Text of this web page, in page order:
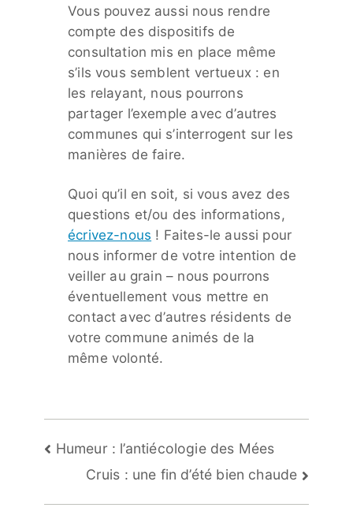
Vous pouvez aussi nous rendre
compte des dispositifs de
consultation mis en place même
s’ils vous semblent vertueux : en
les relayant, nous pourrons
partager l’exemple avec d’autres
communes qui s’interrogent sur les
manières de faire.
Quoi qu’il en soit, si vous avez des
questions et/ou des informations,
écrivez-nous ! Faites-le aussi pour
nous informer de votre intention de
veiller au grain – nous pourrons
éventuellement vous mettre en
contact avec d’autres résidents de
votre commune animés de la
même volonté.
Navigation
l’article
Humeur : l’antiécologie des Mées
Cruis : une fin d’été bien chaude